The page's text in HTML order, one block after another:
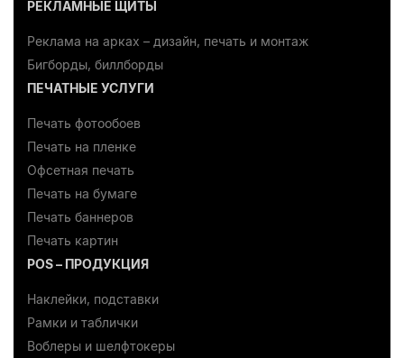
РЕКЛАМНЫЕ ЩИТЫ
Реклама на арках – дизайн, печать и монтаж
Бигборды, биллборды
ПЕЧАТНЫЕ УСЛУГИ
Печать фотообоев
Печать на пленке
Офсетная печать
Печать на бумаге
Печать баннеров
Печать картин
POS – ПРОДУКЦИЯ
Наклейки, подставки
Рамки и таблички
Воблеры и шелфтокеры